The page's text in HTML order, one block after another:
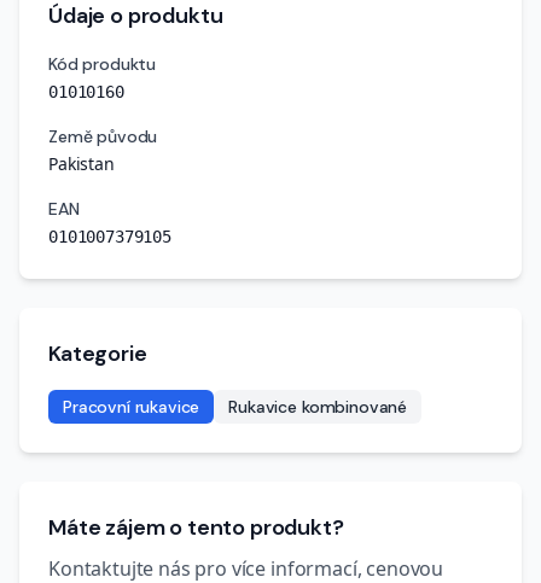
Údaje o produktu
Kód produktu
01010160
Země původu
Pakistan
EAN
0101007379105
Kategorie
Pracovní rukavice Rukavice kombinované
Máte zájem o tento produkt?
Kontaktujte nás pro více informací, cenovou